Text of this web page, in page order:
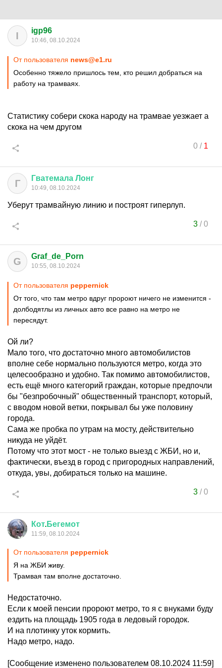
I igp96
10:46, 08.10.2024
От пользователя news@e1.ru
Особенно тяжело пришлось тем, кто решил добраться на
работу на трамваях.
Статистику собери скока народу на трамвае уезжает а
скока на чем другом
0/ 1
Г Гватемала Лонг
10:49, 08.10.2024
Уберут трамвайную линию и построят гиперлуп.
3/0
G Graf_de_Porn
10:55, 08.10.2024
От пользователя peppernick
От того, что там метро вдруг пророют ничего не изменится -
долбодятлы из личных авто все равно на метро не
пересядут.
Ой ли?
Мало того, что достаточно много автомобилистов
вполне себе нормально пользуются метро, когда это
целесообразно и удобно. Так помимо автомобилистов,
есть ещё много категорий граждан, которые предпочли
бы "безпробочный" общественный транспорт, который,
с вводом новой ветки, покрывал бы уже половину
города.
Сама же пробка по утрам на мосту, действительно
никуда не уйдёт.
Потому что этот мост - не только выезд с ЖБИ, но и,
фактически, въезд в город с пригородных направлений,
откуда, увы, добираться только на машине.
3/0
Кот.Бегемот
11:59, 08.10.2024
От пользователя peppernick
Я на ЖБИ живу.
Трамвая там вполне достаточно.
Недостаточно.
Если к моей пенсии пророют метро, то я с внуками буду
ездить на площадь 1905 года в ледовый городок.
И на плотинку уток кормить.
Надо метро, надо.
[Сообщение изменено пользователем 08.10.2024 11:59]